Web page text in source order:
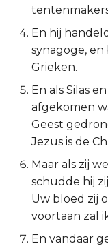
Ruth
1 Samuël
1 Koningen
2 Koningen
1 Kronieken
2 Kronieken
En hij
synagoge,
Grieken.
En als Silas
afgekomen
Geest
Jezus is de
Maar als zij
schudde hij
Uw bloed zij
voortaan zal
En vandaar